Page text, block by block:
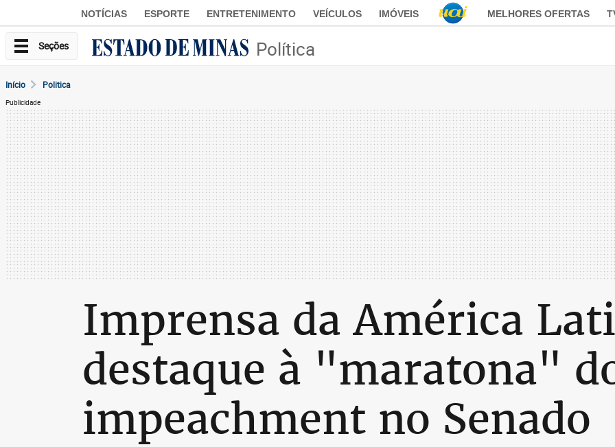
NOTÍCIAS ESPORTE ENTRETENIMENTO VEÍCULOS IMÓVEIS MELHORES OFERTAS
Seções Política
Início Politica
Publicidade
Imprensa da América
destaque à "maratona"
impeachment no Senado